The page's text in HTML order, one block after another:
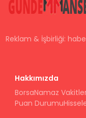
Reklam & İşbirliği:
Hakkımızda
BorsaNamaz
Puan Durumu